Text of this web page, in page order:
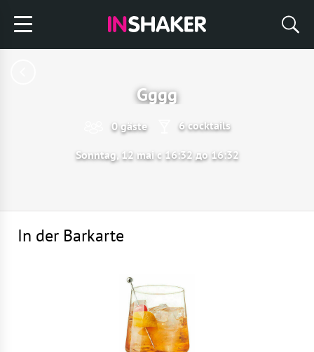
Gggg
0 gäste 6 cocktails
Sonntag, 12 mai с 16:32 до 16:32
In der Barkarte